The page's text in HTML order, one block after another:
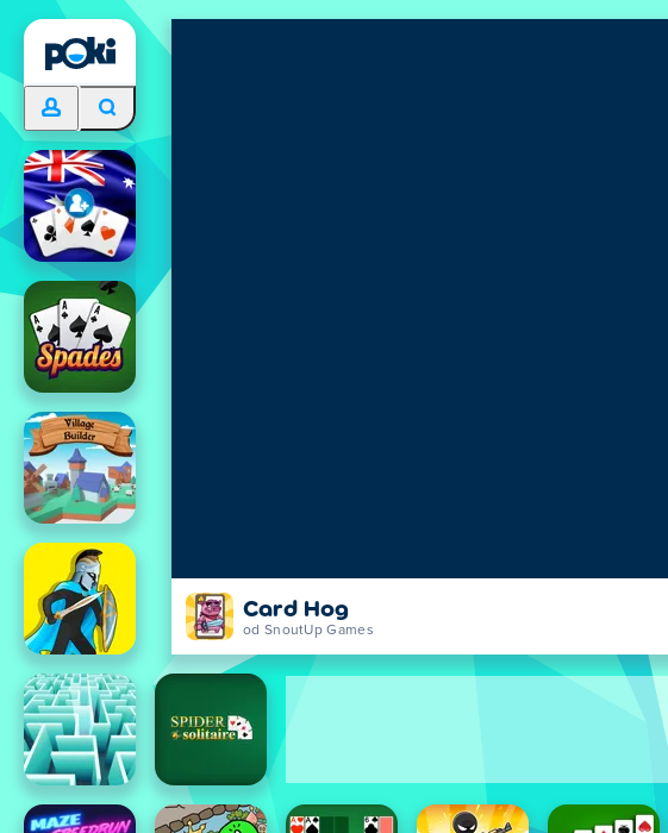
Card Hog
od SnoutUp Games